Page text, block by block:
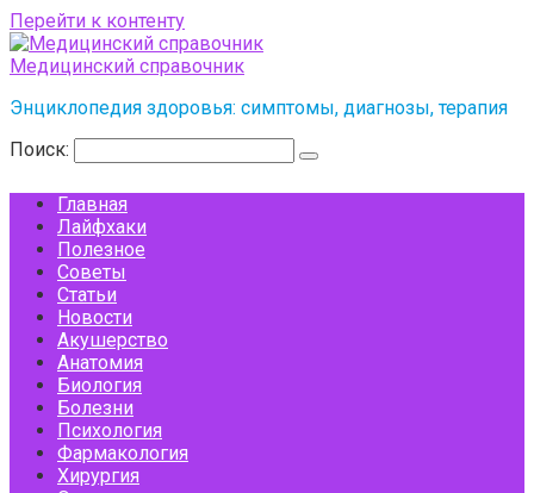
Перейти к контенту
Медицинский справочник
Энциклопедия здоровья: симптомы, диагнозы, терапия
Поиск:
Главная
Лайфхаки
Полезное
Советы
Статьи
Новости
Акушерство
Анатомия
Биология
Болезни
Психология
Фармакология
Хирургия